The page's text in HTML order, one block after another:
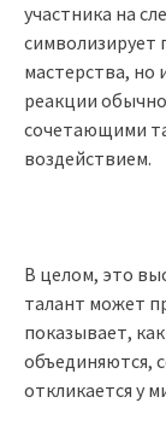
участника на
символизирует
мастерства, но
реакции
сочетающими
воздействием.
В целом, это
талант может
показывает,
объединяются,
откликается у